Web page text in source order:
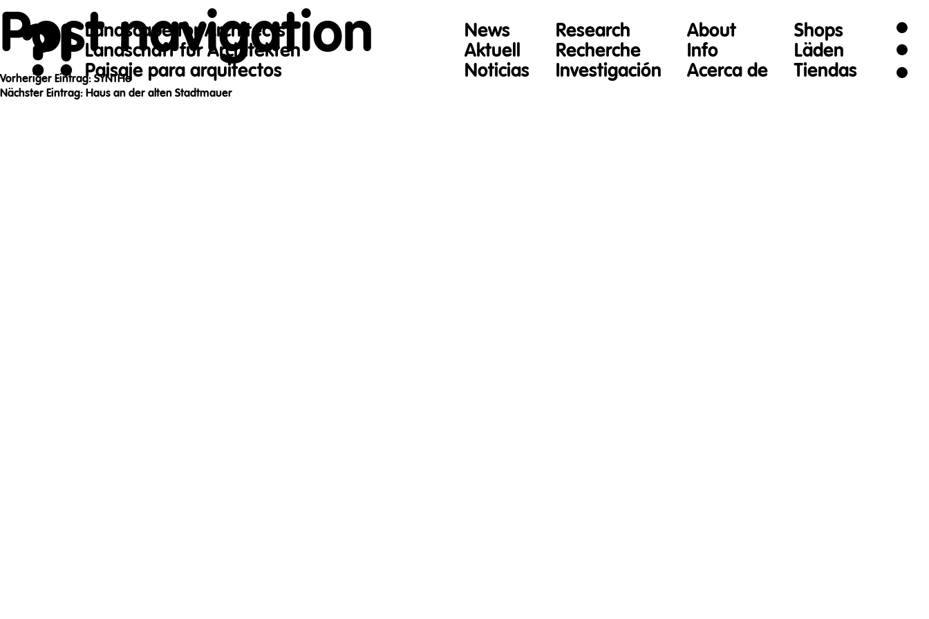
?! Landscape for Architects
Landschaft für Architekten
Paisaje para arquitectos
News
Aktuell
Noticias
Research
Recherche
Investigación
About
Info
Acerca de
Shops
Läden
Tiendas
Post navigation
Vorheriger Eintrag: SYNTHe
Nächster Eintrag: Haus an der alten Stadtmauer